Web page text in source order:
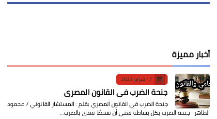
أخبار مميزة
17 فبراير 2023
جنحة الضرب في القانون المصري
جنحة الضرب في القانون المصري بقلم : المستشار القانوني / محمود
الطاهر جنحة الضرب بكل بساطة تعني أن شخصًا تعدى بالضرب…